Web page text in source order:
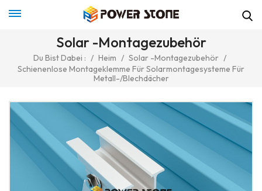
Solar -Montagezubehör
Du Bist Dabei : / Heim / Solar -Montagezubehör /
Schienenlose Montageklemme Für Solarmontagesysteme Für
Metall-/Blechdächer